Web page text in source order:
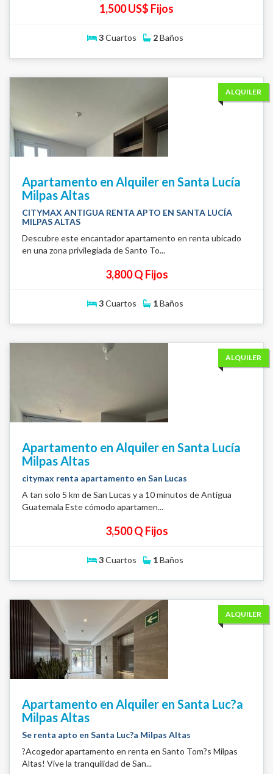
1,500 US$ Fijos
3Cuartos 2Baños
ALQUILER
Apartamento en Alquiler en Santa Lucía
Milpas Altas
CITYMAX ANTIGUA RENTA APTO EN SANTA LUCÍA
MILPAS ALTAS
Descubre este encantador apartamento en renta ubicado
en una zona privilegiada de Santo To...
3,800 Q Fijos
3Cuartos 1Baños
ALQUILER
Apartamento en Alquiler en Santa Lucía
Milpas Altas
citymax renta apartamento en San Lucas
A tan solo 5 km de San Lucas y a 10 minutos de Antigua
Guatemala Este cómodo apartamen...
3,500 Q Fijos
3Cuartos 1Baños
ALQUILER
Apartamento en Alquiler en Santa Luc?a
Milpas Altas
Se renta apto en Santa Luc?a Milpas Altas
?Acogedor apartamento en renta en Santo Tom?s Milpas
Altas! Vive la tranquilidad de San...